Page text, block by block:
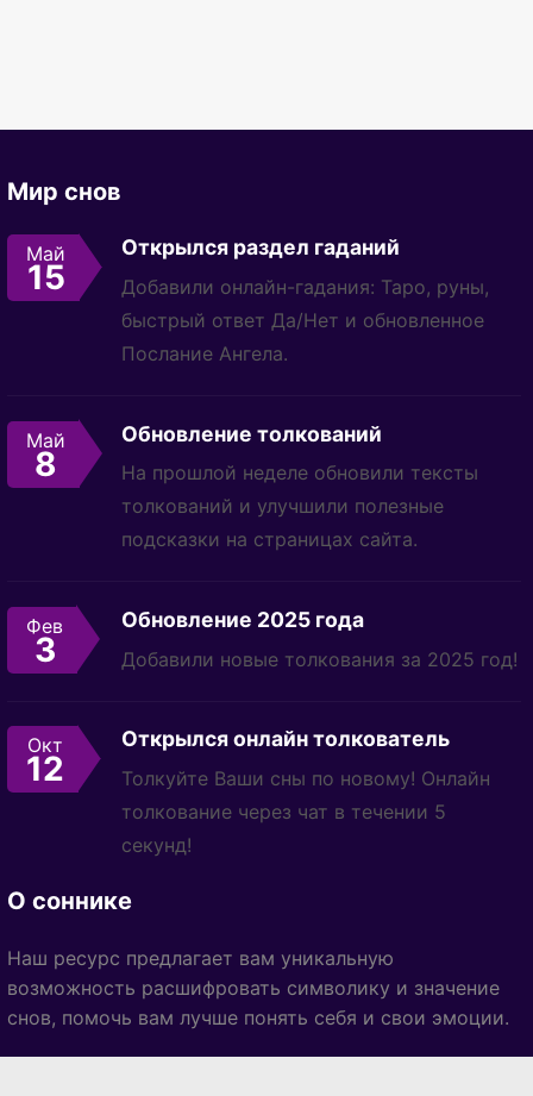
Мир снов
Май
15
Открылся раздел гаданий
Добавили онлайн-гадания: Таро, руны,
быстрый ответ Да/Нет и обновленное
Послание Ангела.
Май
8
Обновление толкований
На прошлой неделе обновили тексты
толкований и улучшили полезные
подсказки на страницах сайта.
Фев
3
Обновление 2025 года
Добавили новые толкования за 2025 год!
Окт
12
Открылся онлайн толкователь
Толкуйте Ваши сны по новому! Онлайн
толкование через чат в течении 5
секунд!
О соннике
Наш ресурс предлагает вам уникальную
возможность расшифровать символику и значение
снов, помочь вам лучше понять себя и свои эмоции.